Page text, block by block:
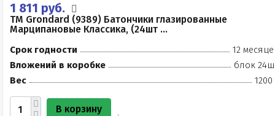
1 811 руб.
TM Grondard (9389) Батончики глазированные
Марципановые Классика, (24шт ...
Срок годности
12
Вложений в коробке
блок
Вес
1200
В корзину